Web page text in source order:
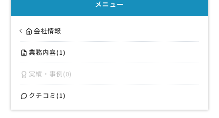
メニュー
会社情報
業務内容(1)
実績・事例(0)
クチコミ(1)